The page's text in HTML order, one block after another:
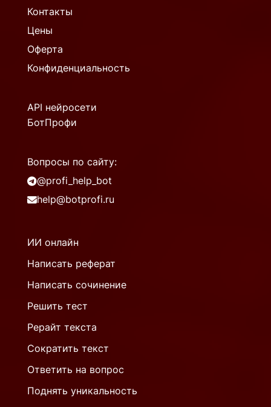
Контакты
Цены
Оферта
Конфиденциальность
API нейросети
БотПрофи
Вопросы по сайту:
@profi_help_bot
help@botprofi.ru
ИИ онлайн
Написать реферат
Написать сочинение
Решить тест
Рерайт текста
Сократить текст
Ответить на вопрос
Поднять уникальность